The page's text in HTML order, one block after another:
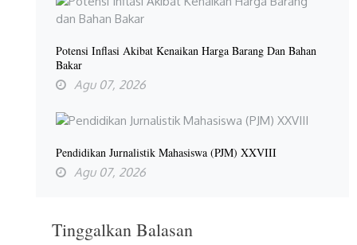
Potensi Inflasi Akibat Kenaikan Harga Barang Dan Bahan
Bakar
Agu 07, 2026
Pendidikan Jurnalistik Mahasiswa (PJM) XXVIII
Agu 07, 2026
Tinggalkan Balasan